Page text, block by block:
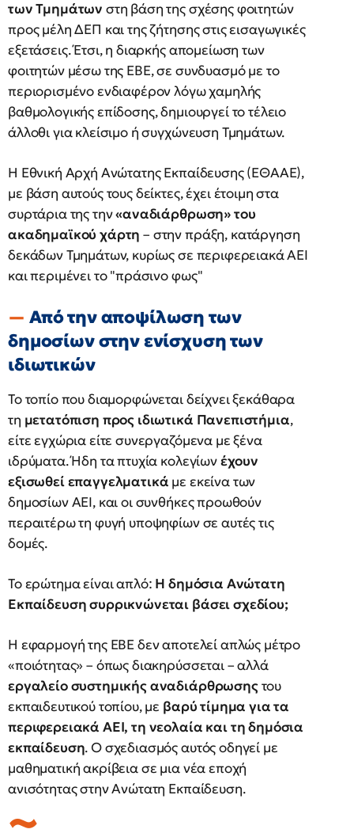
των Τμημάτων στη βάση της σχέσης φοιτητών
προς μέλη ΔΕΠ και της ζήτησης στις εισαγωγικές
εξετάσεις. Έτσι, η διαρκής απομείωση των
φοιτητών μέσω της ΕΒΕ, σε συνδυασμό με το
περιορισμένο ενδιαφέρον λόγω χαμηλής
βαθμολογικής επίδοσης, δημιουργεί το τέλειο
άλλοθι για κλείσιμο ή συγχώνευση Τμημάτων.
Η Εθνική Αρχή Ανώτατης Εκπαίδευσης (ΕΘΑΑΕ),
με βάση αυτούς τους δείκτες, έχει έτοιμη στα
συρτάρια της την«αναδιάρθρωση» του
ακαδημαϊκού χάρτη – στην πράξη, κατάργηση
δεκάδων Τμημάτων, κυρίως σε περιφερειακά ΑΕΙ
και περιμένει το "πράσινο φως"
Από την αποψίλωση των
δημοσίων στην ενίσχυση των
ιδιωτικών
Το τοπίο που διαμορφώνεται δείχνει ξεκάθαρα
τη μετατόπιση προς ιδιωτικά Πανεπιστήμια,
είτε εγχώρια είτε συνεργαζόμενα με ξένα
ιδρύματα. Ήδη τα πτυχία κολεγίωνέχουν
εξισωθεί επαγγελματικά με εκείνα των
δημοσίων ΑΕΙ, και οι συνθήκες προωθούν
περαιτέρω τη φυγή υποψηφίων σε αυτές τις
δομές.
Το ερώτημα είναι απλό: Η δημόσια Ανώτατη
Εκπαίδευση συρρικνώνεται βάσει σχεδίου;
Η εφαρμογή της ΕΒΕ δεν αποτελεί απλώς μέτρο
«ποιότητας» – όπως διακηρύσσεται – αλλά
εργαλείο συστημικής αναδιάρθρωσηςτου
εκπαιδευτικού τοπίου, με βαρύ τίμημα για τα
περιφερειακά ΑΕΙ, τη νεολαία και τη δημόσια
εκπαίδευση. Ο σχεδιασμός αυτός οδηγεί με
μαθηματική ακρίβεια σε μια νέα εποχή
ανισότητας στην Ανώτατη Εκπαίδευση.